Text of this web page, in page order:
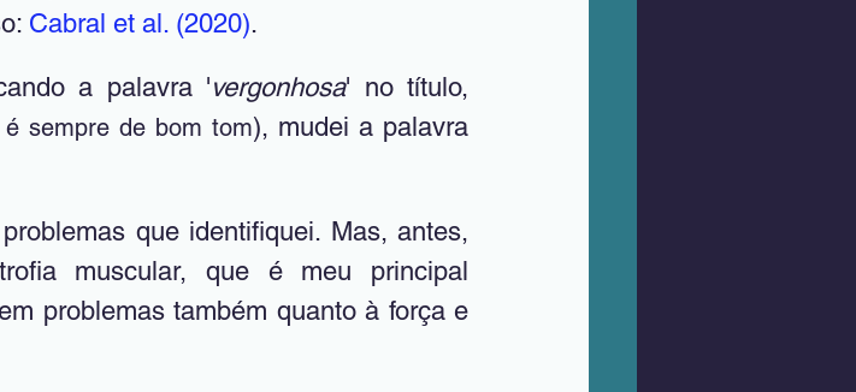
Cabral et al. (2020).
a palavra 'vergonhosa' no título,
sempre de bom tom), mudei a palavra
que identifiquei. Mas, antes,
muscular, que é meu principal
problemas também quanto à força e